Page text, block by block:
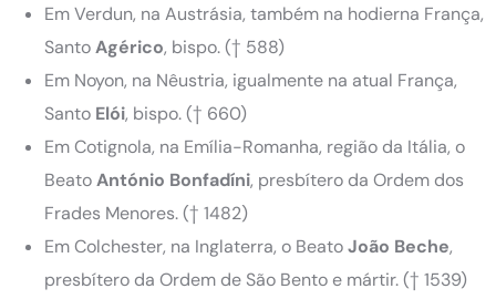
Em Verdun, na Austrásia, também na hodierna França,
SantoAgérico, bispo.(† 588)
Em Noyon, na Nêustria, igualmente na atual França,
Santo Elói, bispo.(† 660)
Em Cotignola, na Emília-Romanha, região da Itália, o
BeatoAntónio Bonfadíni, presbítero da Ordem dos
Frades Menores.(† 1482)
Em Colchester, na Inglaterra, o BeatoJoão Beche,
presbítero da Ordem de São Bento e mártir.(† 1539)